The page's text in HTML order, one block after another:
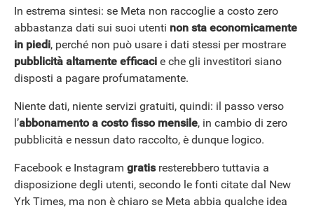
In estrema sintesi: se Meta non raccoglie a costo zero
abbastanza dati sui suoi utenti non sta economicamente
in piedi, perché non può usare i dati stessi per mostrare
pubblicità altamente efficaci e che gli investitori siano
disposti a pagare profumatamente.
Niente dati, niente servizi gratuiti, quindi: il passo verso
l’abbonamento a costo fisso mensile, in cambio di zero
pubblicità e nessun dato raccolto, è dunque logico.
Facebook e Instagram gratisresterebbero tuttavia a
disposizione degli utenti, secondo le fonti citate dal New
Yrk Times, ma non è chiaro se Meta abbia qualche idea